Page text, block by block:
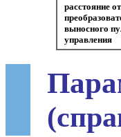
расстояние от
выносного
управления